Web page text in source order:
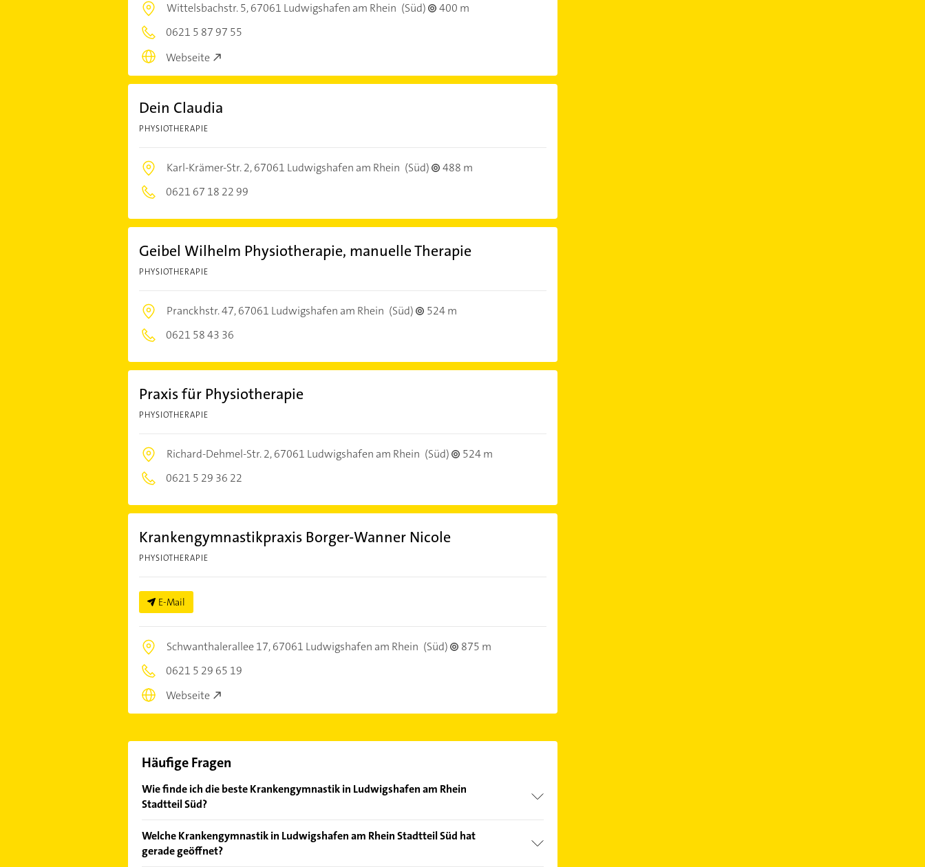
Wittelsbachstr. 5,67061 Ludwigshafen am Rhein (Süd)
400 m
0621 5 87 97 55
Webseite
Dein Claudia
PHYSIOTHERAPIE
Karl-Krämer-Str. 2,67061 Ludwigshafen am Rhein (Süd)
488 m
0621 67 18 22 99
Geibel Wilhelm Physiotherapie, manuelle Therapie
PHYSIOTHERAPIE
Pranckhstr. 47,67061 Ludwigshafen am Rhein (Süd)
524 m
0621 58 43 36
Praxis für Physiotherapie
PHYSIOTHERAPIE
Richard-Dehmel-Str. 2,67061 Ludwigshafen am Rhein (Süd)
524 m
0621 5 29 36 22
Krankengymnastikpraxis Borger-Wanner Nicole
PHYSIOTHERAPIE
E-Mail
Schwanthalerallee 17,67061 Ludwigshafen am Rhein (Süd)
875 m
0621 5 29 65 19
Webseite
Häufige Fragen
Wie finde ich die beste Krankengymnastik in Ludwigshafen am Rhein
Stadtteil Süd?
von den Empfehlungen. Die Suchergebnisse können Sie sich einfach nach
Bewertungensortiert anzeigen lassen.
Welche Krankengymnastik in Ludwigshafen am Rhein Stadtteil Süd hat
gerade geöffnet?